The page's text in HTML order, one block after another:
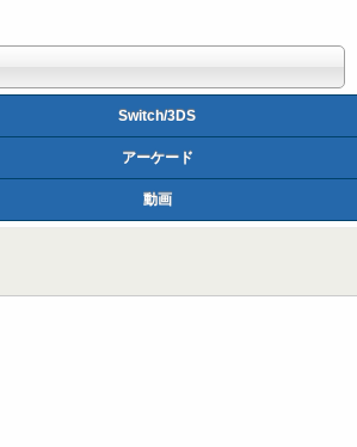
Switch/3DS
アーケード
動画